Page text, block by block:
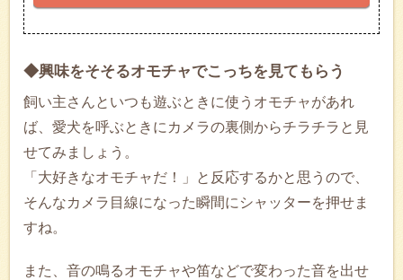
◆興味をそそるオモチャでこっちを見てもらう
飼い主さんといつも遊ぶときに使うオモチャがあれ
ば、愛犬を呼ぶときにカメラの裏側からチラチラと見
せてみましょう。
「大好きなオモチャだ！」と反応するかと思うので、
そんなカメラ目線になった瞬間にシャッターを押せま
すね。
また、音の鳴るオモチャや笛などで変わった音を出せ